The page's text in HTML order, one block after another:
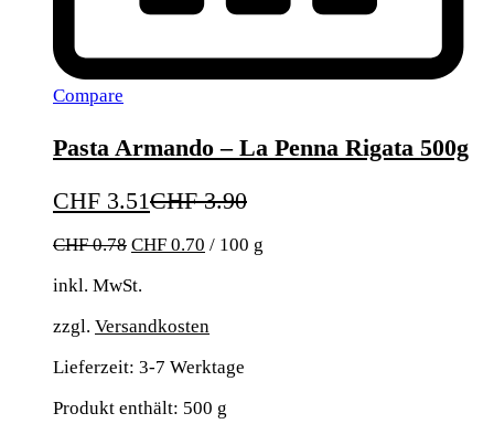
Compare
Pasta Armando – La Penna Rigata 500g
CHF 3.51CHF3.90
CHF0.78 CHF 0.70 / 100 g
inkl. MwSt.
zzgl. Versandkosten
Lieferzeit: 3-7 Werktage
Produkt enthält: 500 g